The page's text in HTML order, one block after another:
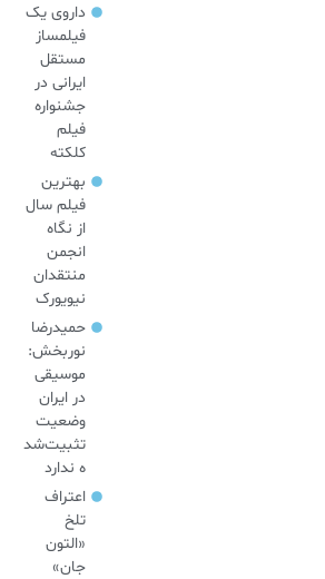
داروی یک
فیلمساز
مستقل
ایرانی در
جشنواره
فیلم
کلکته
بهترین
فیلم سال
از نگاه
انجمن
منتقدان
نیویورک
حمیدرضا
نوربخش:
موسیقی
در ایران
وضعیت
تثبیت‌شد
ه ندارد
اعتراف
تلخ
«التون
جان»